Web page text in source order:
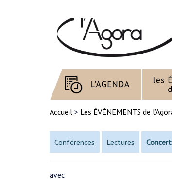
Accueil > Les ÉVÉNEMENTS de
Conférences Lectures
avec